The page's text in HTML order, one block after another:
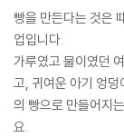
10. 블루베리식빵
11. 무설탕바게트식빵
12. 페이스트리식빵
13. 탕종식빵
- 탕종 만들기
14. 부추베이컨식빵
빵을 만든다는 것은
업입니다.
가루였고 물이였던
고, 귀여운 아기 엉
의 빵으로 만들어지
요.